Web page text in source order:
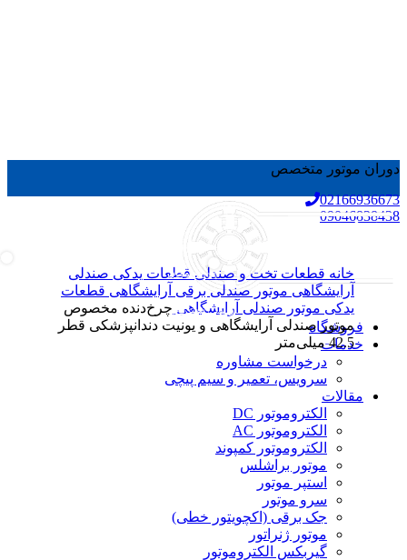
دوران موتور متخصص
02166936673
09046838438
items
/
0 تومان
ورود / ثبت نام
فروشگاه
خدمات
درخواست مشاوره
سرویس، تعمیر و سیم پیچی
مقالات
الکتروموتور DC
الکتروموتور AC
الکتروموتور کمپوند
موتور براشلس
استپر موتور
سرو موتور
جک برقی (اکچویتور خطی)
موتور ژنراتور
گیربکس الکتروموتور
خانه قطعات تخت و صندلیقطعات یدکی صندلی
آرایشگاهی موتور صندلی برقی آرایشگاهی قطعات
یدکی موتور صندلی آرایشگاهی چرخ‌دنده مخصوص
موتور صندلی آرایشگاهی و یونیت دندانپزشکی قطر
42.5 میلی‌متر